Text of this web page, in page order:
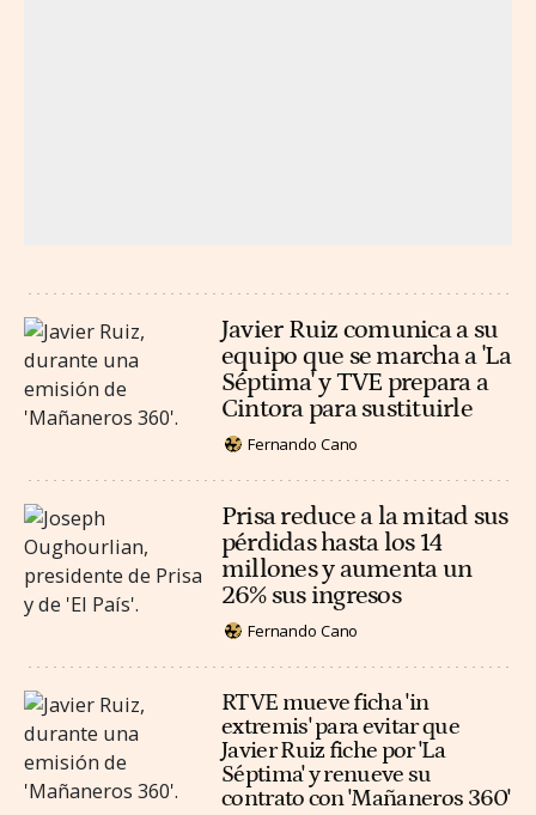
Javier Ruiz comunica a su
equipo que se marcha a 'La
Séptima' y TVE prepara a
Cintora para sustituirle
Fernando Cano
Prisa reduce a la mitad sus
pérdidas hasta los 14
millones y aumenta un
26% sus ingresos
Fernando Cano
RTVE mueve ficha 'in
extremis' para evitar que
Javier Ruiz fiche por 'La
Séptima' y renueve su
contrato con 'Mañaneros 360'